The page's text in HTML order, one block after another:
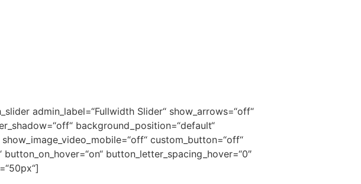
admin_label=“Fullwidth Slider“ show_arrows=“off“
background_position=“default“
custom_button=“off“
button_letter_spacing_hover=“0″